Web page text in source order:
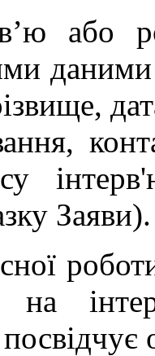
або
Заяви).
на